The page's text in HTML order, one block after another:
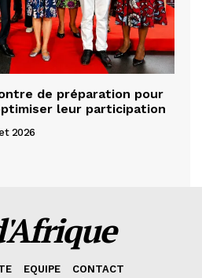
de préparation pour
leur participation
2026
EQUIPE
CONTACT